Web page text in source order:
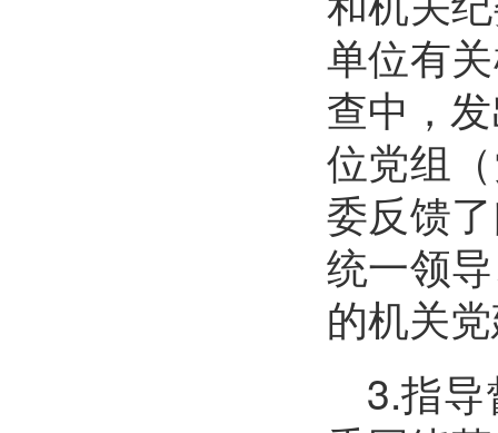
单位有
查中，
位党组
委反馈
统一领
的机关
3.指